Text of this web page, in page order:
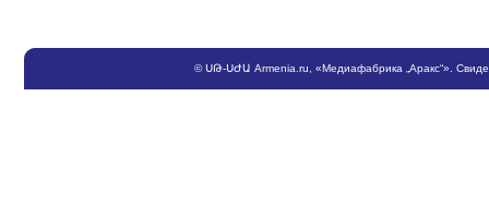
©ՍԹ-ՍԺԱ Armenia.ru , «Медиафабрика „Аракс“».